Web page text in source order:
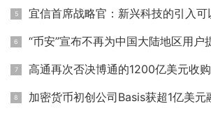
宜信首席战略官：新兴科技的引入
“币安”宣布不再为中国大陆地区用户
高通再次否决博通的1200亿美元收
加密货币初创公司Basis获超1亿美元融资 旨